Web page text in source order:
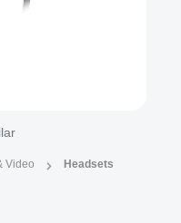
Video Headsets